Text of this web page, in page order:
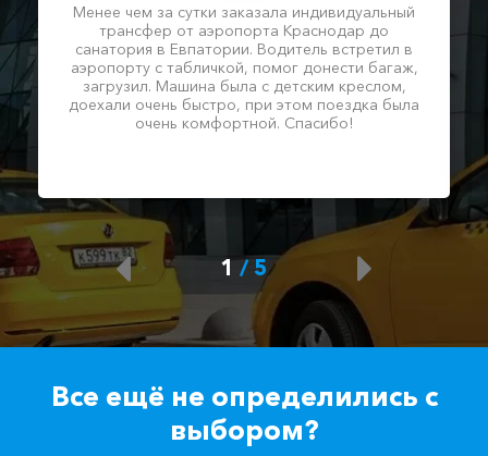
Менее чем за сутки заказала индивидуальный
трансфер от аэропорта Краснодар до
санатория в Евпатории. Водитель встретил в
аэропорту с табличкой, помог донести багаж,
загрузил. Машина была с детским креслом,
доехали очень быстро, при этом поездка была
очень комфортной. Спасибо!
1 /5
Все ещё не определились с
выбором?